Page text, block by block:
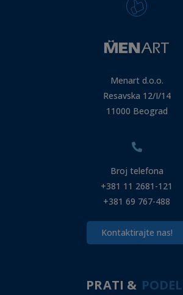
Menart d.o.o.
Resavska 12/I/14
11000 Beograd
Broj telefona
+381 11 2681-121
+381 69 767-488
Kontaktirajte nas!
PRATI &